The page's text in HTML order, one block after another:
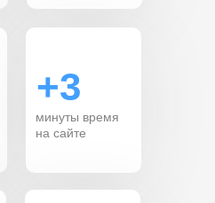
минуты время
на сайте
+3